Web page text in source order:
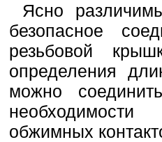
Ясно
безопасное
резьбовой
определения
можно
необходимости
обжимных